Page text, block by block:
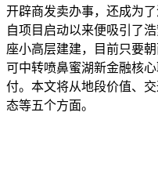
开辟商发卖办事，还成为
自项目启动以来便吸引了
座小高层建建，目前只要
可中转喷鼻蜜湖新金融核
付。本文将从地段价值、
态等五个方面。